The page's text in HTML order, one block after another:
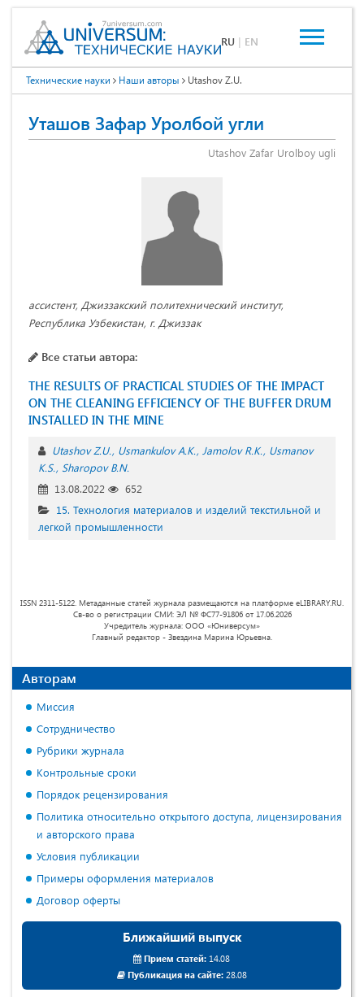
RU | EN
Технические науки Наши авторы Utashov Z.U.
Уташов Зафар Уролбой угли
Utashov Zafar Urolboy ugli
ассистент, Джиззакский политехнический институт,
Республика Узбекистан, г. Джиззак
Все статьи автора:
THE RESULTS OF PRACTICAL STUDIES OF THE IMPACT
ON THE CLEANING EFFICIENCY OF THE BUFFER DRUM
INSTALLED IN THE MINE
Utashov Z.U. Usmankulov A.K. Jamolov R.K. Usmanov
K.S. Sharopov B.N.
13.08.2022
652
15. Технология материалов и изделий текстильной и
легкой промышленности
ISSN 2311-5122. Метаданные статей журнала размещаются на платформе eLIBRARY.RU.
Св-во о регистрации СМИ: ЭЛ № ФС77-91806 от 17.06.2026
Учредитель журнала: ООО «Юниверсум»
Главный редактор - Звездина Марина Юрьевна.
Авторам
Миссия
Сотрудничество
Рубрики журнала
Контрольные сроки
Порядок рецензирования
Политика относительно открытого доступа, лицензирования
и авторского права
Условия публикации
Примеры оформления материалов
Договор оферты
Ближайший выпуск
Прием статей: 14.08
Публикация на сайте:28.08